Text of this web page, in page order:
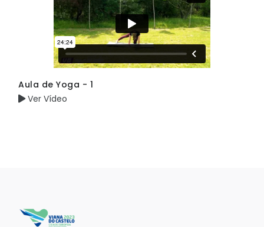
Aula de Yoga - 1
Ver Vídeo